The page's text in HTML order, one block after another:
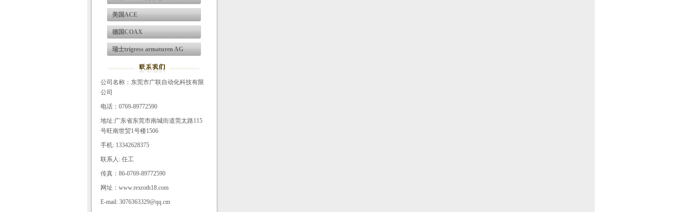
美国ACE
德国COAX
瑞士trigress armaturen AG
公司名称：东莞市广联自动化科技有限
公司
电话：0769-89772590
地址:广东省东莞市南城街道莞太路115
号旺南世贸1号楼1506
手机: 13342628375
联系人: 任工
传真：86-0769-89772590
网址：www.rexroth18.com
E-mail: 3076363329@qq.cm